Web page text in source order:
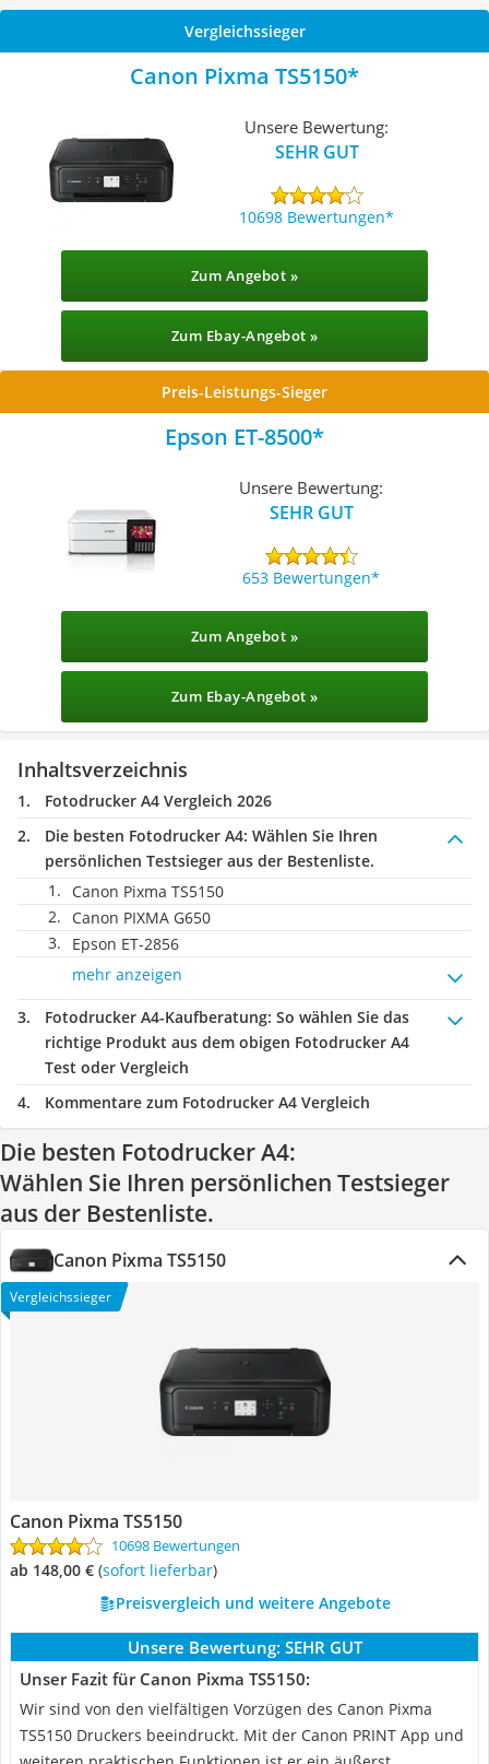
Vergleichssieger
Canon Pixma TS5150
Unsere Bewertung:
SEHR GUT
10698 Bewertungen
Zum Angebot »
Zum Ebay-Angebot »
Preis-Leistungs-Sieger
Epson ET-8500
Unsere Bewertung:
SEHR GUT
653 Bewertungen
Zum Angebot »
Zum Ebay-Angebot »
Inhaltsverzeichnis
Fotodrucker A4 Vergleich 2026
Die besten Fotodrucker A4: Wählen Sie Ihren
persönlichen Testsieger aus der Bestenliste.
Canon Pixma TS5150
Canon PIXMA G650
Epson ET-2856
mehr anzeigen
Fotodrucker A4-Kaufberatung: So wählen Sie das
richtige Produkt aus dem obigen Fotodrucker A4
Test oder Vergleich
Kommentare zum Fotodrucker A4 Vergleich
Die besten Fotodrucker A4:
Wählen Sie Ihren persönlichen Testsieger
aus der Bestenliste.
Canon Pixma TS5150
Vergleichssieger
Canon Pixma TS5150
10698 Bewertungen
ab 148,00 € ( Sofort lieferbar)
Preisvergleich und weitere Angebote
Unsere Bewertung: SEHR GUT
Unser Fazit für Canon Pixma TS5150:
Wir sind von den vielfältigen Vorzügen des Canon Pixma
TS5150 Druckers beeindruckt. Mit der Canon PRINT App und